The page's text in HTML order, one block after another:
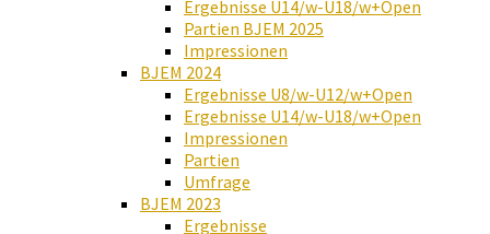
Ergebnisse U14/w-U18/w+Open
Partien BJEM 2025
Impressionen
BJEM 2024
Ergebnisse U8/w-U12/w+Open
Ergebnisse U14/w-U18/w+Open
Impressionen
Partien
Umfrage
BJEM 2023
Ergebnisse